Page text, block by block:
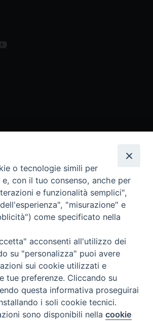
Digitale
Cartaceo
Copia Digitale
Piazza Duomo 11 - tel. 0382.24736 -
- repossi@ilticino.it - P.
Preferenze Cookie
o tecnologie simili per
con il tuo consenso, anche per
e funzionalità semplici",
"misurazione" e
come specificato nella
acconsenti all'utilizzo dei
su "personalizza" puoi avere
sui cookie utilizzati e
tue preferenze. Cliccando su
questa informativa proseguirai
i soli cookie tecnici.
sono disponibili nellacookie